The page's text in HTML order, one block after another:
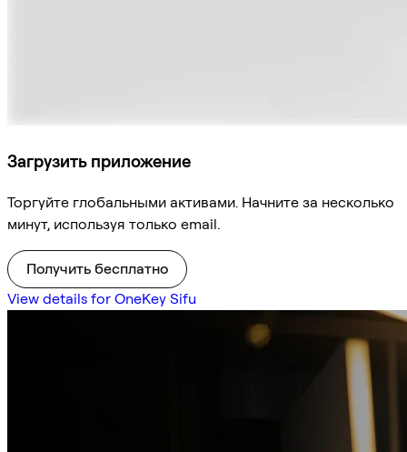
Загрузить приложение
Торгуйте глобальными активами. Начните за несколько
минут, используя только email.
Получить бесплатно
View details for OneKey Sifu